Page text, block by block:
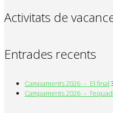
Activitats de
Entrades recents
Campaments 2026 – El final
Campaments 2026 –